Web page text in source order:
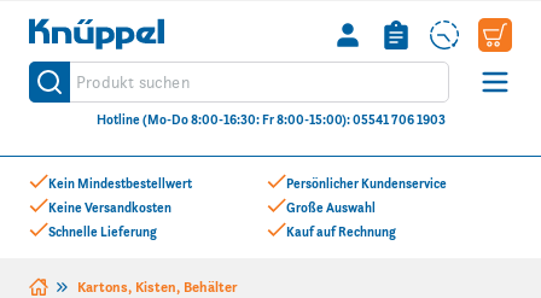
Kein Mindestbestellwert
Keine Versandkosten
Schnelle Lieferung
Persönlicher Kundenservice
Große Auswahl
Kauf auf Rechnung
Knüppel
Produkt suchen
Suche
Hotline (Mo-Do 8:00-16:30: Fr 8:00-15:00): 05541 706 1903
Zum Inhalt springen
Kartons, Kisten, Behälter